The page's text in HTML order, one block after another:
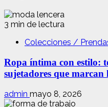
3 min de lectura
Colecciones /
Ropa íntima con estilo:
sujetadores que marcan
admin mayo 8, 2026